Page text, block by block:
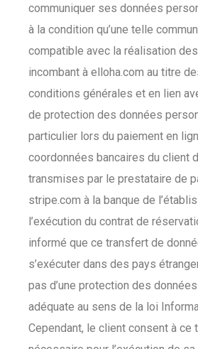
communiquer ses données
à la condition qu’une telle
compatible avec la réalisation
incombant à elloha.com au titre
conditions générales et en lien
de protection des données
particulier lors du paiement en
coordonnées bancaires du client
transmises par le prestataire de
stripe.com à la banque de
l’exécution du contrat de
informé que ce transfert de
s’exécuter dans des pays
pas d’une protection des
adéquate au sens de la loi
Cependant, le client consent à ce